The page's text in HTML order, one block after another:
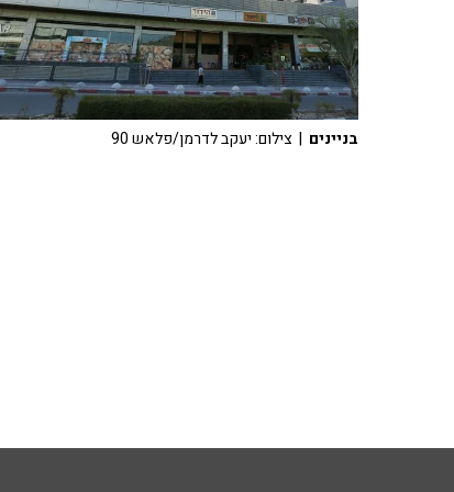
בניינים | צילום: יעקב לדרמן/פלאש 90